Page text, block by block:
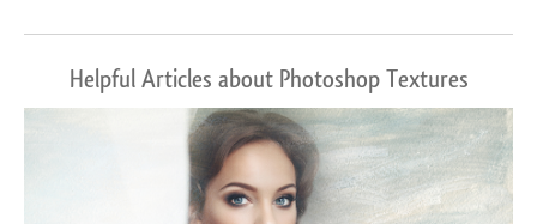
Helpful Articles about Photoshop Textures